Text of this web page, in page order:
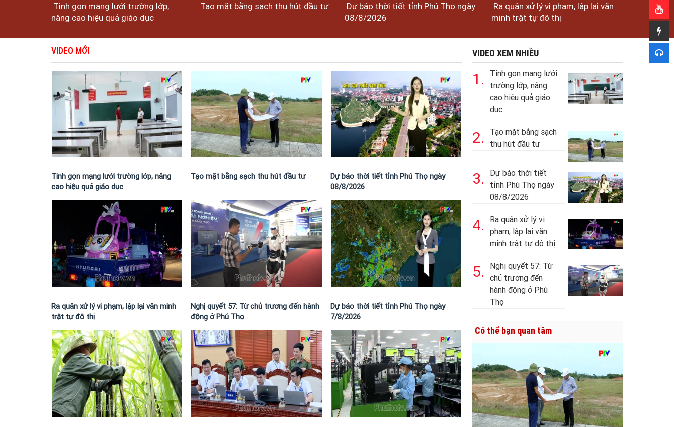
Tinh gọn mạng lưới trường lớp,
nâng cao hiệu quả giáo dục
Tạo mặt bằng sạch thu hút đầu tư
Dự báo thời tiết tỉnh Phú Thọ ngày
08/8/2026
Ra quân xử lý vi phạm, lập lại văn
minh trật tự đô thị
VIDEO MỚI
Tinh gọn mạng lưới trường lớp, nâng
cao hiệu quả giáo dục
Tạo mặt bằng sạch thu hút đầu tư
Dự báo thời tiết tỉnh Phú Thọ ngày
08/8/2026
Ra quân xử lý vi phạm, lập lại văn minh
trật tự đô thị
Nghị quyết 57: Từ chủ trương đến hành
động ở Phú Thọ
Dự báo thời tiết tỉnh Phú Thọ ngày
7/8/2026
VIDEO XEM NHIỀU
1.
Tinh gọn mạng lưới
trường lớp, nâng
cao hiệu quả giáo
dục
2.
Tạo mặt bằng sạch
thu hút đầu tư
3.
Dự báo thời tiết
tỉnh Phú Thọ ngày
08/8/2026
4.
Ra quân xử lý vi
phạm, lập lại văn
minh trật tự đô thị
5.
Nghị quyết 57: Từ
chủ trương đến
hành động ở Phú
Thọ
Có thể bạn quan tâm